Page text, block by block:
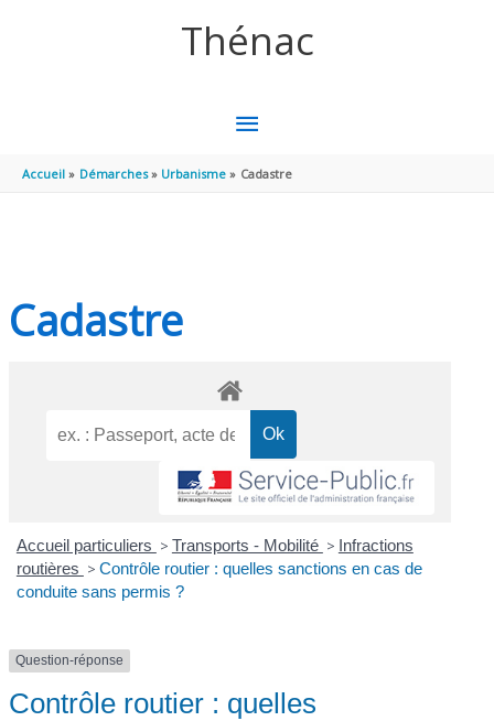
Thénac
MENU
PRINCIPAL
Accueil Démarches Urbanisme Cadastre
Cadastre
Accueil particuliers > Transports - Mobilité > Infractions
routières > Contrôle routier : quelles sanctions en cas de
conduite sans permis ?
Question-réponse
Contrôle routier : quelles